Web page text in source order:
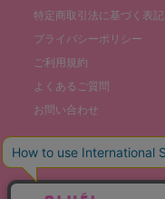
特定商取引法に基づく表記
プライバシーポリシー
ご利用規約
よくあるご質問
お問い合わせ